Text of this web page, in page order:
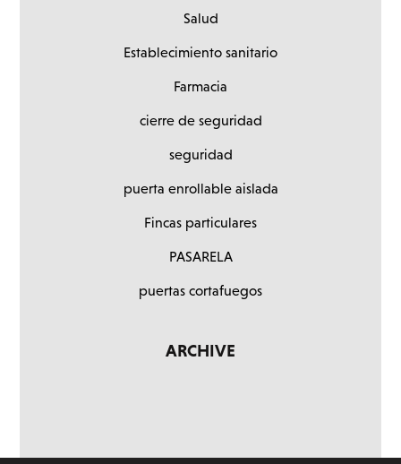
Salud
Establecimiento sanitario
Farmacia
cierre de seguridad
seguridad
puerta enrollable aislada
Fincas particulares
PASARELA
puertas cortafuegos
ARCHIVE